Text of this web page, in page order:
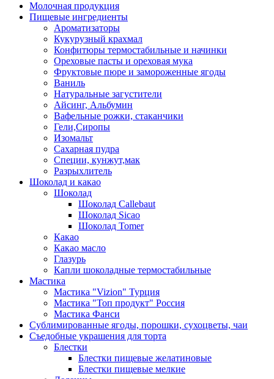
Молочная продукция
Пищевые ингредиенты
Ароматизаторы
Кукурузный крахмал
Конфитюры термостабильные и начинки
Ореховые пасты и ореховая мука
Фруктовые пюре и замороженные ягоды
Ваниль
Натуральные загустители
Айсинг, Альбумин
Вафельные рожки, стаканчики
Гели,Сиропы
Изомальт
Сахарная пудра
Специи, кунжут,мак
Разрыхлитель
Шоколад и какао
Шоколад
Шоколад Callebaut
Шоколад Sicao
Шоколад Tomer
Какао
Какао масло
Глазурь
Капли шоколадные термостабильные
Мастика
Мастика "Vizion" Турция
Мастика "Топ продукт" Россия
Мастика Фанси
Сублимированные ягоды, порошки, сухоцветы, чаи
Съедобные украшения для торта
Блестки
Блестки пищевые желатиновые
Блестки пищевые мелкие